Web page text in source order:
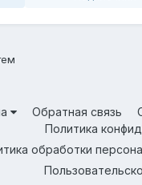
Обратная связь
Политика
обработки